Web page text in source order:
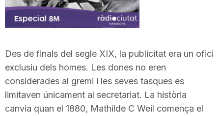
Des de finals del segle XIX, la publicitat era un ofici
exclusiu dels homes. Les dones no eren
considerades al gremi i les seves tasques es
limitaven únicament al secretariat. La història
canvia quan el 1880, Mathilde C Weil comença el